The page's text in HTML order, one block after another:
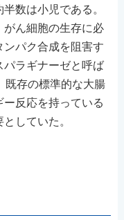
数は小児である。
ん細胞の生存に必
パク合成を阻害す
パラギナーゼと呼ば
既存の標準的な大腸
反応を持っている
していた。